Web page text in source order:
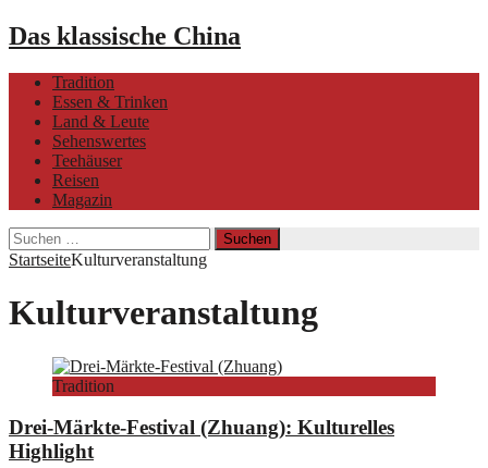
Das klassische China
Tradition
Essen & Trinken
Land & Leute
Sehenswertes
Teehäuser
Reisen
Magazin
Suchen
nach:
StartseiteKulturveranstaltung
Kulturveranstaltung
Tradition
Drei-Märkte-Festival (Zhuang): Kulturelles
Highlight